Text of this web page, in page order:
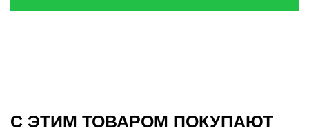
С ЭТИМ ТОВАРОМ ПОКУПАЮТ